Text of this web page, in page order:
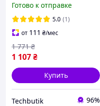
100 стяжек цвет
Woodland GARDLOV
Готово к отправке
5.0 (1)
от 111 ₴/мес
1 107₴
1 771 ₴
Купить
Techbutik 96%